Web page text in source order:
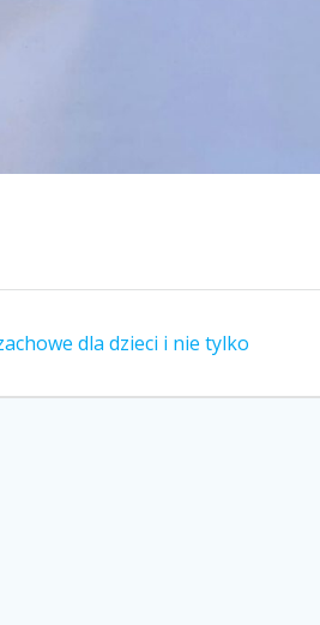
dla dzieci i nie tylko